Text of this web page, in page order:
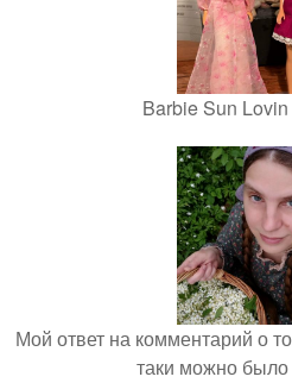
Barbie Sun
Мой ответ на комментарий о
таки можно было